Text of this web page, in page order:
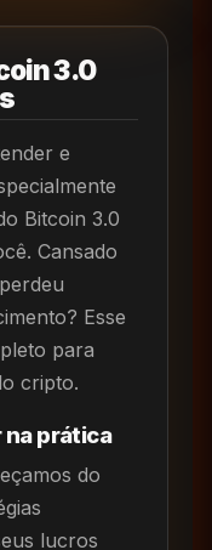
3.0
e
Bitcoin 3.0
Cansado
Esse
para
cripto.
na prática
do
lucros